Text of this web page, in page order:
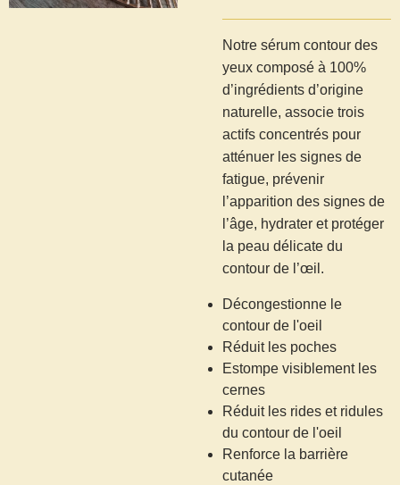
Notre sérum contour des
yeux composé à 100%
d’ingrédients d’origine
naturelle, associe trois
actifs concentrés pour
atténuer les signes de
fatigue, prévenir
l’apparition des signes de
l’âge, hydrater et protéger
la peau délicate du
contour de l’œil.
Décongestionne le
contour de l'oeil
Réduit les poches
Estompe visiblement les
cernes
Réduit les rides et ridules
du contour de l'oeil
Renforce la barrière
cutanée